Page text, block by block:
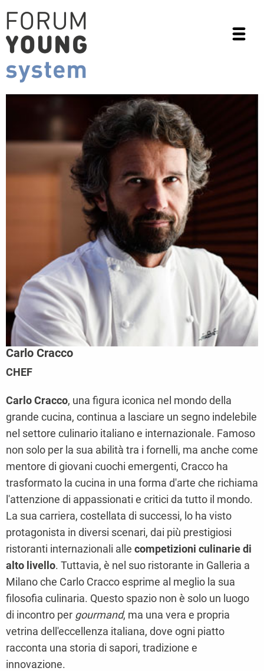
Carlo Cracco
CHEF
Carlo Cracco, una figura iconica nel mondo della
grande cucina, continua a lasciare un segno indelebile
nel settore culinario italiano e internazionale. Famoso
non solo per la sua abilità tra i fornelli, ma anche come
mentore di giovani cuochi emergenti, Cracco ha
trasformato la cucina in una forma d'arte che richiama
l'attenzione di appassionati e critici da tutto il mondo.
La sua carriera, costellata di successi, lo ha visto
protagonista in diversi scenari, dai più prestigiosi
ristoranti internazionali alle competizioni culinarie di
alto livello. Tuttavia, è nel suo ristorante in Galleria a
Milano che Carlo Cracco esprime al meglio la sua
filosofia culinaria. Questo spazio non è solo un luogo
di incontro per gourmand, ma una vera e propria
vetrina dell'eccellenza italiana, dove ogni piatto
racconta una storia di sapori, tradizione e
innovazione.